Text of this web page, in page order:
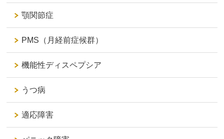
顎関節症
PMS（月経前症候群）
機能性ディスペプシア
うつ病
適応障害